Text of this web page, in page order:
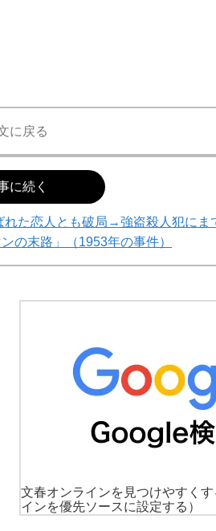
に戻る
に続く
た恋人とも破局→強盗殺人犯にま
の末路」（1953年の事件）
文春オンラインを見つけやすくす
インを優先ソースに設定する）